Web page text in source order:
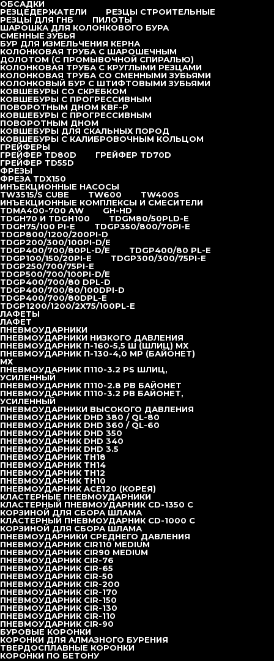
ОБСАДКИ
РЕЗЦЕДЕРЖАТЕЛИ
РЕЗЦЫ СТРОИТЕЛЬНЫЕ
РЕЗЦЫ ДЛЯ ГНБ
ПИЛОТЫ
ШАРОШКА ДЛЯ КОЛОНКОВОГО БУРА
СМЕННЫЕ ЗУБЬЯ
БУР ДЛЯ ИЗМЕЛЬЧЕНИЯ КЕРНА
КОЛОНКОВАЯ ТРУБА С ШАРОШЕЧНЫМ
ДОЛОТОМ (С ПРОМЫВОЧНОЙ СПИРАЛЬЮ)
КОЛОНКОВАЯ ТРУБА С КРУГЛЫМИ РЕЗЦАМИ
КОЛОНКОВАЯ ТРУБА СО СМЕННЫМИ ЗУБЬЯМИ
КОЛОНКОВЫЙ БУР С ШТИФТОВЫМИ ЗУБЬЯМИ
КОВШЕБУРЫ СО СКРЕБКОМ
КОВШЕБУРЫ С ПРОГРЕССИВНЫМ
ПОВОРОТНЫМ ДНОМ KBF-P
КОВШЕБУРЫ С ПРОГРЕССИВНЫМ
ПОВОРОТНЫМ ДНОМ
КОВШЕБУРЫ ДЛЯ СКАЛЬНЫХ ПОРОД
КОВШЕБУРЫ С КАЛИБРОВОЧНЫМ КОЛЬЦОМ
ГРЕЙФЕРЫ
ГРЕЙФЕР TD80D
ГРЕЙФЕР TD70D
ГРЕЙФЕР TD55D
ФРЕЗЫ
ФРЕЗА TDX150
ИНЪЕКЦИОННЫЕ НАСОСЫ
TW3515/S CUBE
TW600
TW400S
ИНЪЕКЦИОННЫЕ КОМПЛЕКСЫ И СМЕСИТЕЛИ
TDMA400-700 AW
GH-HD
TDGH70 И TDGH100
TDGM80/50PLD-E
TDGH75/100 PI-E
TDGP350/800/70PI-E
TDGP800/1200/200PI-D
TDGP200/300/100PI-D/E
TDGP400/700/80PL-D/E
TDGP400/80 PL-E
TDGP100/150/20PI-E
TDGP300/300/75PI-E
TDGP250/700/75PI-E
TDGP500/700/100PI-D/E
TDGP400/700/80 DPL-D
TDGP400/700/80/100DPI-D
TDGP400/700/80DPL-E
TDGP1200/1200/2X75/100PL-E
ЛАФЕТЫ
ЛАФЕТ
ПНЕВМОУДАРНИКИ
ПНЕВМОУДАРНИКИ НИЗКОГО ДАВЛЕНИЯ
ПНЕВМОУДАРНИК П-160-5,5 Ш (ШЛИЦ) МХ
ПНЕВМОУДАРНИК П-130-4,0 MP (БАЙОНЕТ)
МХ
ПНЕВМОУДАРНИК П110-3.2 РS ШЛИЦ,
УСИЛЕННЫЙ
ПНЕВМОУДАРНИК П110-2.8 РВ БАЙОНЕТ
ПНЕВМОУДАРНИК П110-3.2 РB БАЙОНЕТ,
УСИЛЕННЫЙ
ПНЕВМОУДАРНИКИ ВЫСОКОГО ДАВЛЕНИЯ
ПНЕВМОУДАРНИК DHD 380 / QL-80
ПНЕВМОУДАРНИК DHD 360 / QL-60
ПНЕВМОУДАРНИК DHD 350
ПНЕВМОУДАРНИК DHD 340
ПНЕВМОУДАРНИК DHD 3.5
ПНЕВМОУДАРНИК TH18
ПНЕВМОУДАРНИК TH14
ПНЕВМОУДАРНИК TH12
ПНЕВМОУДАРНИК TH10
ПНЕВМОУДАРНИК ACE120 (КОРЕЯ)
КЛАСТЕРНЫЕ ПНЕВМОУДАРНИКИ
КЛАСТЕРНЫЙ ПНЕВМОУДАРНИК CD-1350 С
КОРЗИНОЙ ДЛЯ СБОРА ШЛАМА
КЛАСТЕРНЫЙ ПНЕВМОУДАРНИК CD-1000 С
КОРЗИНОЙ ДЛЯ СБОРА ШЛАМА
ПНЕВМОУДАРНИКИ СРЕДНЕГО ДАВЛЕНИЯ
ПНЕВМОУДАРНИК CIR110 MEDIUM
ПНЕВМОУДАРНИК CIR90 MEDIUM
ПНЕВМОУДАРНИК CIR-76
ПНЕВМОУДАРНИК CIR-65
ПНЕВМОУДАРНИК CIR-50
ПНЕВМОУДАРНИК CIR-200
ПНЕВМОУДАРНИК CIR-170
ПНЕВМОУДАРНИК CIR-150
ПНЕВМОУДАРНИК CIR-130
ПНЕВМОУДАРНИК CIR-110
ПНЕВМОУДАРНИК CIR-90
БУРОВЫЕ КОРОНКИ
КОРОНКИ ДЛЯ АЛМАЗНОГО БУРЕНИЯ
ТВЕРДОСПЛАВНЫЕ КОРОНКИ
КОРОНКИ ПО БЕТОНУ
DZJ-480
DZJ-600
ЭЛЕКТРИЧЕСКИЙ
ВИБРОПОГРУЖАТЕЛЬ DZJ-
90
под заказ
ОСТАВИТЬ ЗАЯВКУ
Описание Технические параметры
Yongan Machinery обладает более 30 лет опытом работы
в электрическом вибропогружатели и постоянно
улучшает его. К нашему электрическому
вибропогружателю запасные части известных брендов,
такие как FAG подшипник, гидравлический насос
итальянского бренда, Siemens, Schneider электрические
компоненты и т.д. Он широко принимается во многих
крупных проектах как дома, так и за рубежом. И подходит
вождении и извлечении различных видов свай. Например,
предварительно-подготовленная железная бетонная свая
и стальная свая, известковая свая, песчаная свая и
гравийная свая. Электрический вибропогружатель играет
немаловажную роль в строительстве эстакады , морской
рабочой платформы, перемычки, одиночной и групповой
сваи в ветрянрй электростанции на море. Yongan
Machinery выпускает 2 серии электрического
вибропогружателя: электрический вибропогружатель с
стандарной частотой и электрический вибропогружатель
с переменной частотой. Вибропогружатель с переменной
частотой отличается режимом запуска при нулевом токе,
который решает проблему запуска под нагрузкой,
снижает требования к генератору. Вибропогружатель с
переменной частотой может регулировать частоту в
соответствии с частотой различной слоя почвы, что
экономит время и себестоимость. DZJ-90 – относится к
вибропогружатели с переменной частотой, который
широко принимается во многих проектах.
Хит продаж